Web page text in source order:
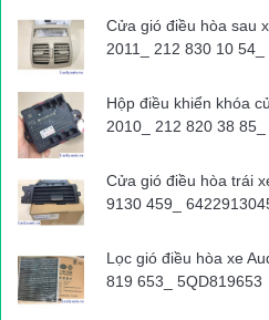
lưu thông qua
– Lê Hồng Phong thì xảy rava
do Cao Sơn Thực (SN 1999, ở
Yên) điều khiển. Hậu quả, bà
Sơn Thực chỉ bị xây xát nhẹ.
Hiện Công an quận Hà Đông
Cửa gió điều hòa sau
2011_ 212 830 10
Hộp điều khiển khóa
2010_ 212 820 38
Cửa gió điều hòa trái
9130 459_
Lọc gió điều hòa xe
819 653_ 5QD819653